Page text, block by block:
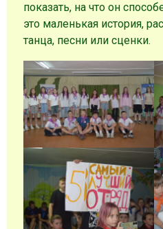
показать, на что он
это маленькая история,
танца, песни или сценки.